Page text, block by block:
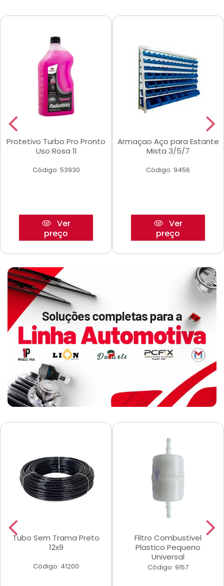
Protetivo Turbo Pro Pronto
Uso Rosa 1l
Código: 53930
Ver
preço
Armaçao Aço para Estante
Mista 3/5/7
Código: 9456
Ver
preço
Tubo Sem Trama Preto
12x9
Código: 41200
Filtro Combustivel
Plastico Pequeno
Universal
Código: 9157